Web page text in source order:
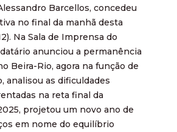
Barcellos, concedeu
no final da manhã desta
Na Sala de Imprensa do
anunciou a permanência
Beira-Rio, agora na função de
analisou as dificuldades
na reta final da
projetou um novo ano de
em nome do equilíbrio